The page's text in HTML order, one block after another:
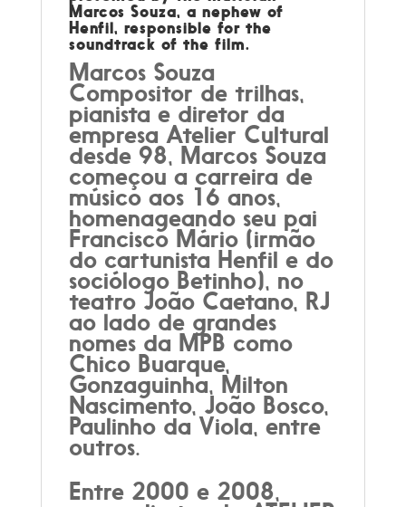
Marcos Souza, a nephew of
Henfil, responsible for the
soundtrack of the film.
Marcos Souza
Compositor de trilhas,
pianista e diretor da
empresa Atelier Cultural
desde 98, Marcos Souza
começou a carreira de
músico aos 16 anos,
homenageando seu pai
Francisco Mário (irmão
do cartunista Henfil e do
sociólogo Betinho), no
teatro João Caetano, RJ
ao lado de grandes
nomes da MPB como
Chico Buarque,
Gonzaguinha, Milton
Nascimento, João Bosco,
Paulinho da Viola, entre
outros.
Entre 2000 e 2008,